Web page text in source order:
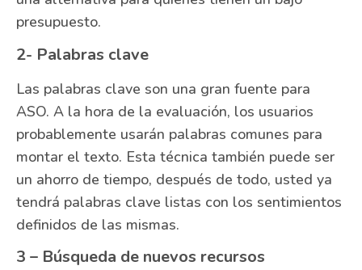
presupuesto.
2- Palabras clave
Las palabras clave son una gran fuente para
ASO. A la hora de la evaluación, los usuarios
probablemente usarán palabras comunes para
montar el texto. Esta técnica también puede ser
un ahorro de tiempo, después de todo, usted ya
tendrá palabras clave listas con los sentimientos
definidos de las mismas.
3 – Búsqueda de nuevos recursos